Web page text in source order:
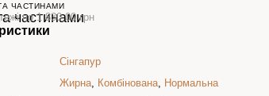
ЧАСТИНАМИ
по 1 830.00 грн
Сінгапур
Жирна, Комбінована, Нормальна